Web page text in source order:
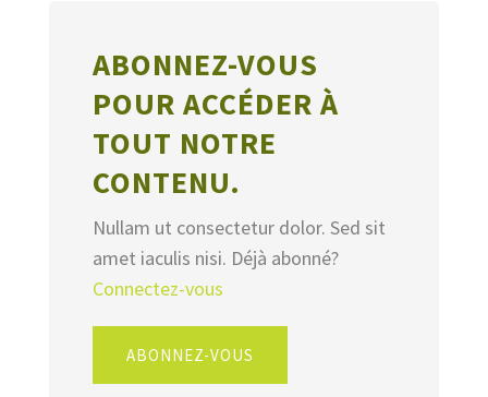
ABONNEZ-VOUS
POUR ACCÉDER À
TOUT NOTRE
CONTENU.
Nullam ut consectetur dolor. Sed sit
amet iaculis nisi. Déjà abonné?
Connectez-vous
ABONNEZ-VOUS